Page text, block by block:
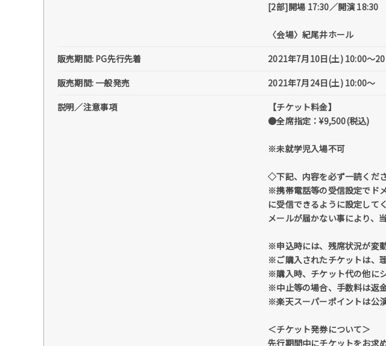
[2部]開場 17:30／開演 18:30
〈会場〉紀尾井ホール
販売期間: PG先行先着
2021年7月10日(土) 10:00～
販売期間: 一般発売
2021年7月24日(土) 10:00～
説明／注意事項
【チケット料金】
●全席指定：¥9,500(税込)
※未就学児⼊場不可
◇下記、内容を必ず一読くださ
※携帯電話等の受信設定でド
に受信できるように設定して
メールが届かない事により、
※申込時には、残席状況が変
※ご購入されたチケットは、
※購入時、チケット代の他に
※中止等の場合、手数料は返
※楽天スーパーポイントは公
＜チケット発券について＞
先行期間中にチケットをお求